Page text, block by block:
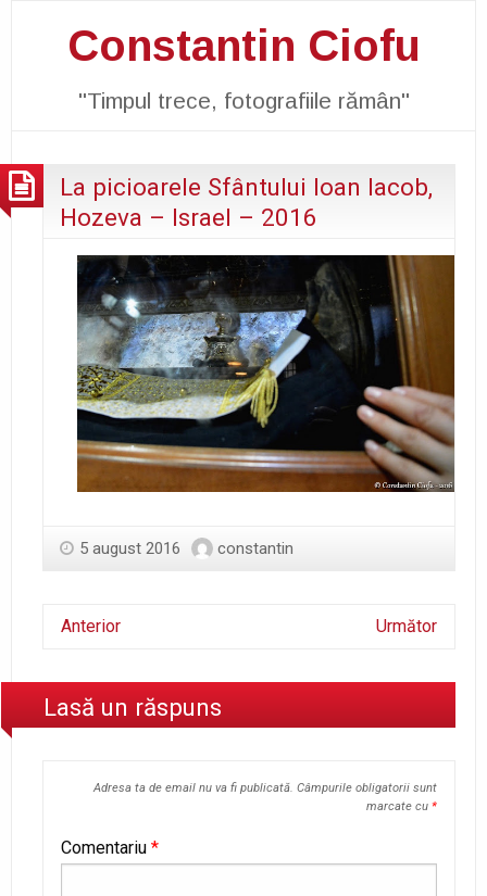
Constantin Ciofu
"Timpul trece, fotografiile rămân"
La picioarele Sfântului Ioan Iacob,
Hozeva – Israel – 2016
5 august 2016 constantin
Anterior Următor
Lasă un răspuns
Adresa ta de email nu va fi publicată. Câmpurile obligatorii sunt
marcate cu *
Comentariu *